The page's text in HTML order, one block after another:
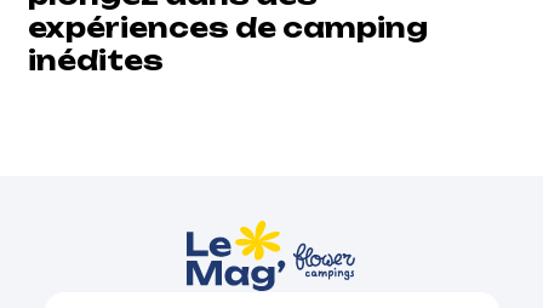
expériences de camping
inédites